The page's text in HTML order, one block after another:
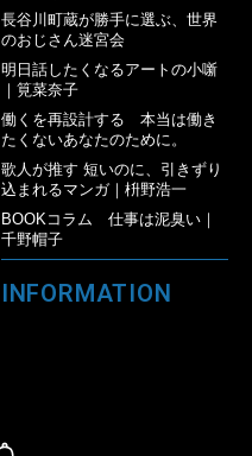
長谷川町蔵が勝手に選ぶ、世界
のおじさん迷宮会
明日話したくなるアートの小噺
｜筧菜奈子
働くを再設計する 本当は働き
たくないあなたのために。
歌人が推す 短いのに、引きずり
込まれるマンガ｜枡野浩一
BOOKコラム 仕事は泥臭い｜
千野帽子
INFORMATION